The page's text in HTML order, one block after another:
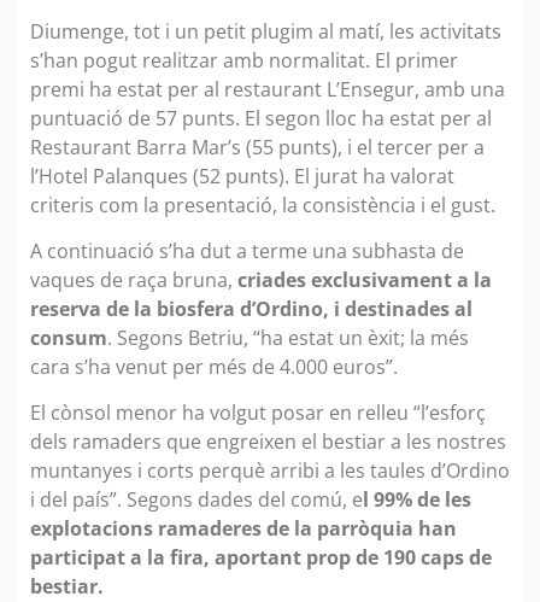
Diumenge, tot i un petit plugim al matí, les activitats
s’han pogut realitzar amb normalitat. El primer
premi ha estat per al restaurant L’Ensegur, amb una
puntuació de 57 punts. El segon lloc ha estat per al
Restaurant Barra Mar’s (55 punts), i el tercer per a
l’Hotel Palanques (52 punts). El jurat ha valorat
criteris com la presentació, la consistència i el gust.
A continuació s’ha dut a terme una subhasta de
vaques de raça bruna, criades exclusivament a la
reserva de la biosfera d’Ordino, i destinades al
consum. Segons Betriu, “ha estat un èxit; la més
cara s’ha venut per més de 4.000 euros”.
El cònsol menor ha volgut posar en relleu “l’esforç
dels ramaders que engreixen el bestiar a les nostres
muntanyes i corts perquè arribi a les taules d’Ordino
i del país”. Segons dades del comú, el 99% de les
explotacions ramaderes de la parròquia han
participat a la fira, aportant prop de 190 caps de
bestiar.